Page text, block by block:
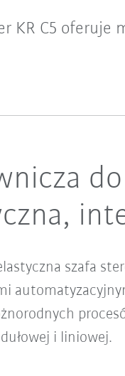
KR C5 oferuje
szafa
i liniowej.